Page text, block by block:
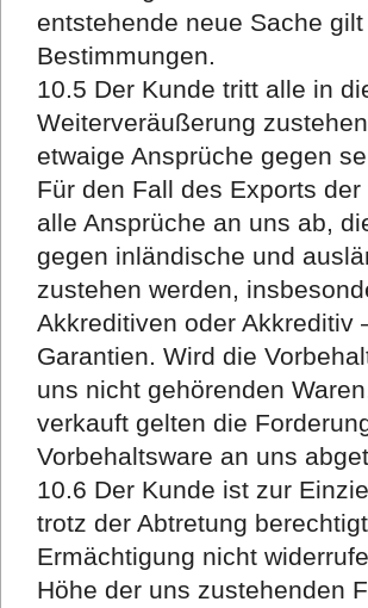
entstehende neue Sache
Bestimmungen.
10.5 Der Kunde tritt alle in
Weiterveräußerung
etwaige Ansprüche gegen
Für den Fall des Exports
alle Ansprüche an uns ab,
gegen inländische und
zustehen werden,
Akkreditiven oder Akkreditiv
Garantien. Wird die
uns nicht gehörenden
verkauft gelten die
Vorbehaltsware an uns
10.6 Der Kunde ist zur
trotz der Abtretung
Ermächtigung nicht
Höhe der uns zustehenden